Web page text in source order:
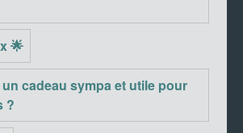
🌟
un cadeau sympa et utile pour
?